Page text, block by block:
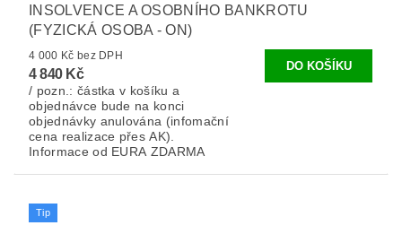
INSOLVENCE A OSOBNÍHO BANKROTU
(FYZICKÁ OSOBA - ON)
4 000 Kč bez DPH
4 840 Kč
/ pozn.: částka v košíku a
objednávce bude na konci
objednávky anulována (infomační
cena realizace přes AK).
Informace od EURA ZDARMA
Tip